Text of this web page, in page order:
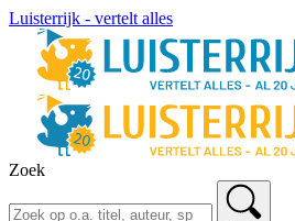
Luisterrijk - vertelt alles
Zoek